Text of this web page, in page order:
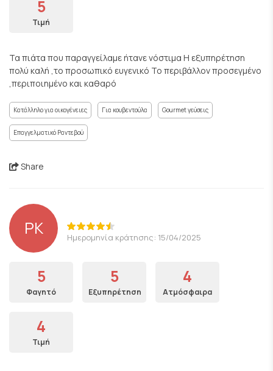
5
Τιμή
Τα πιάτα που παραγγείλαμε ήτανε νόστιμα Η εξυπηρέτηση
πολύ καλή ,το προσωπικό ευγενικό Το περιβάλλον προσεγμένο
,περιποιημένο και καθαρό
Κατάλληλο για οικογένειες Για κουβεντούλα Gourmet γεύσεις
Επαγγελματικό Ραντεβού
Share
PK Ημερομηνία κράτησης: 15/04/2025
5
Φαγητό
5
Εξυπηρέτηση
4
Ατμόσφαιρα
4
Τιμή